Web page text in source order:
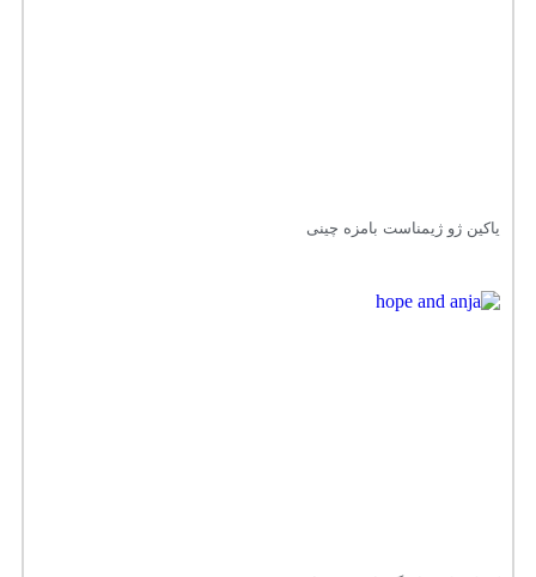
یاکین ژو ژیمناست بامزه چینی